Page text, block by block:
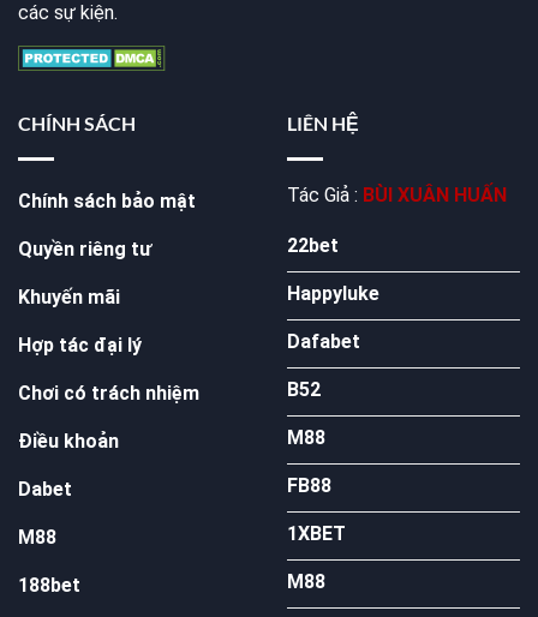
các sự kiện.
CHÍNH SÁCH
Chính sách bảo mật
Quyền riêng tư
Khuyến mãi
Hợp tác đại lý
Chơi có trách nhiệm
Điều khoản
Dabet
M88
188bet
LIÊN HỆ
Tác Giả : BÙI XUÂN HUẤN
22bet
Happyluke
Dafabet
B52
M88
FB88
1XBET
M88